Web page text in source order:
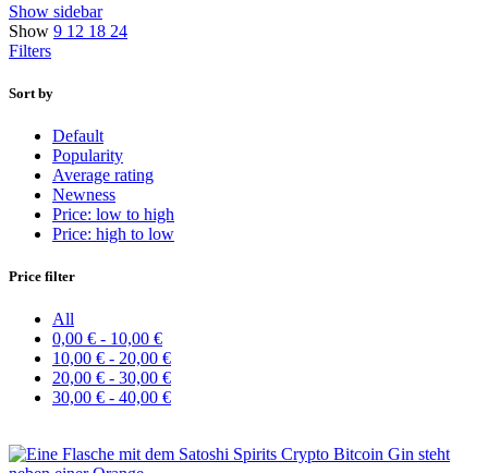
Show sidebar
Show 9 12 18 24
Filters
Sort by
Default
Popularity
Average rating
Newness
Price: low to high
Price: high to low
Price filter
All
0,00 € - 10,00 €
10,00 € - 20,00 €
20,00 € - 30,00 €
30,00 € - 40,00 €